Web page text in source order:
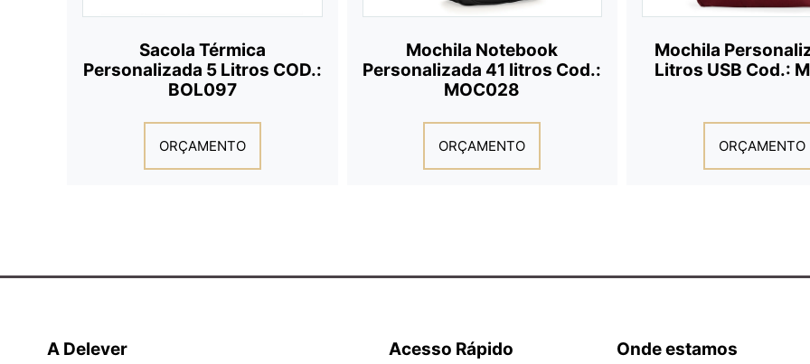
Sacola Térmica
Personalizada 5 Litros COD.:
BOL097
ORÇAMENTO
Mochila Notebook
Personalizada 41 litros Cod.:
MOC028
ORÇAMENTO
Mochila
Litros USB Cod.:
ORÇAMENTO
A Delever Acesso Rápido Onde estamos